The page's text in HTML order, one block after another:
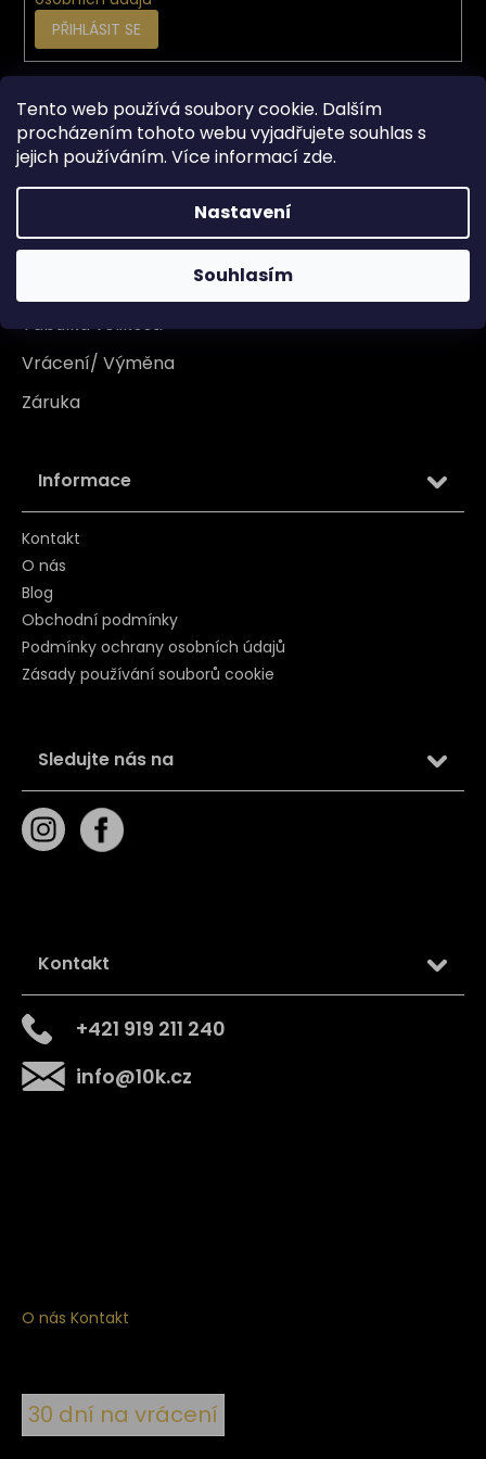
Tento web používá soubory cookie. Dalším
procházením tohoto webu vyjadřujete souhlas s
jejich používáním. Více informací zde.
Nastavení
Souhlasím
PŘIHLÁSIT SE
Vše o nákupu
Doprava
Platba
Tabulka velikosti
Vrácení/ Výměna
Záruka
Informace
Kontakt
O nás
Blog
Obchodní podmínky
Podmínky ochrany osobních údajů
Zásady používání souborů cookie
Sledujte nás na
Kontakt
info@10k.cz
+421 919 211 240
O nás Kontakt
30 dní na vrácení